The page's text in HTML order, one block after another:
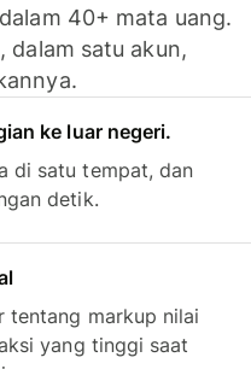
40+ mata uang.
dalam satu akun,
ke luar negeri.
di satu tempat, dan
detik.
tentang markup nilai
yang tinggi saat